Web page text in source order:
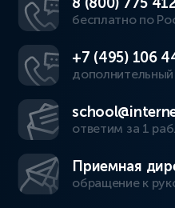
8 (800) 775
бесплатно по
+7 (495) 106
ответим за 1
Приемная
обращение к